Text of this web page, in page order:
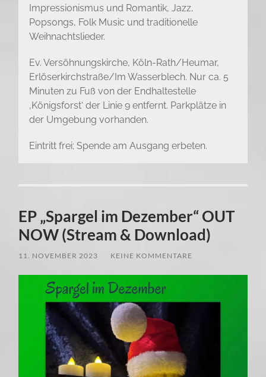
Impressionismus und Romantik, Jazz,
Popsongs, Folk Music und traditionelle
Weihnachtslieder.
Ev. Versöhnungskirche, Köln-Rath/Heumar,
Erlöserkirchstraße/Im Wasserblech. Nur ca. 5
Minuten zu Fuß von der Endhaltestelle
‚Königsforst‘ der Linie 9 entfernt. Parkplätze in
der Umgebung vorhanden.
Eintritt frei; Spende am Ausgang erbeten.
EP „Spargel im Dezember“ OUT
NOW (Stream & Download)
11. NOVEMBER 2023 KEINE KOMMENTARE